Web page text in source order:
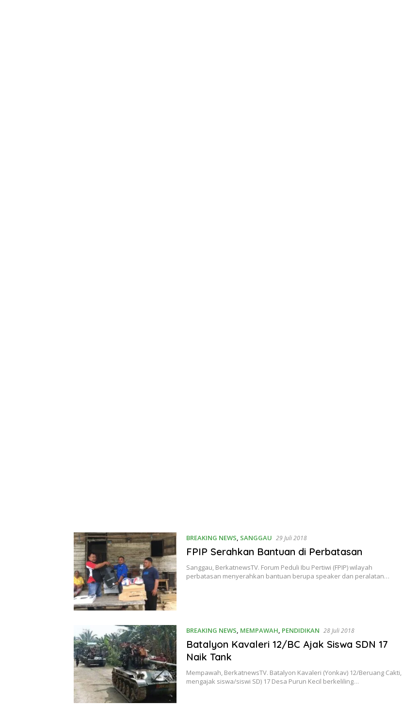
BREAKING NEWS, SANGGAU 29 Juli 2018
FPIP Serahkan Bantuan di Perbatasan
Sanggau, BerkatnewsTV. Forum Peduli Ibu Pertiwi (FPIP) wilayah
perbatasan menyerahkan bantuan berupa speaker dan peralatan…
BREAKING NEWS, MEMPAWAH, PENDIDIKAN 28 Juli 2018
Batalyon Kavaleri 12/BC Ajak Siswa SDN 17
Naik Tank
Mempawah, BerkatnewsTV. Batalyon Kavaleri (Yonkav) 12/Beruang Cakti,
mengajak siswa/siswi SD) 17 Desa Purun Kecil berkeliling…